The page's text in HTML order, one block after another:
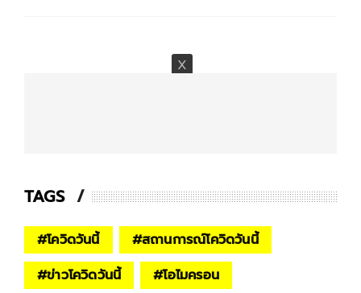
TAGS
#โควิดวันนี้ #สถานการณ์โควิดวันนี้
#ข่าวโควิดวันนี้ #โอไมครอน